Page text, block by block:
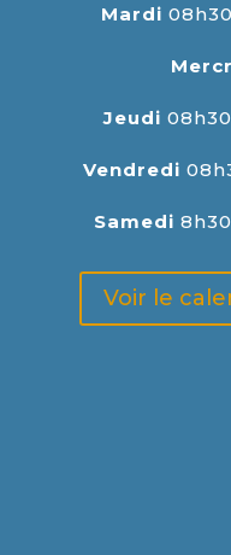
Mardi
Jeudi
Vendredi
Samedi
Voir le